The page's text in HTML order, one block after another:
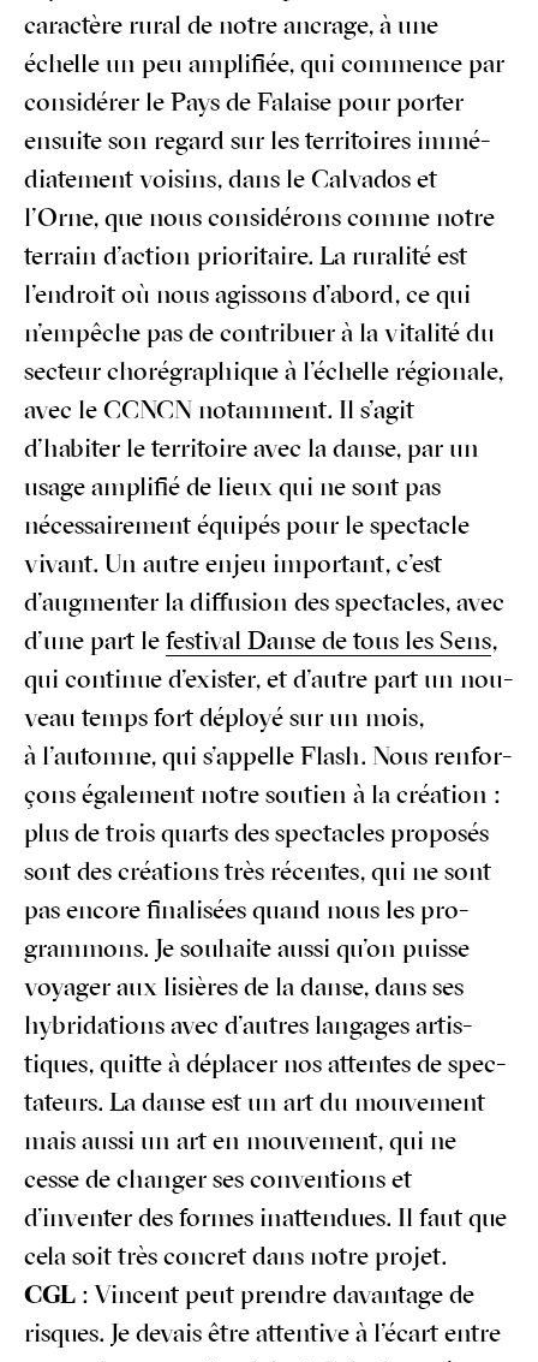
carac­tère rural de notre ancrage, à une
échelle un peu ampli­fiée, qui com­mence par
consi­dé­rer le Pays de Falaise pour por­ter
ensuite son regard sur les ter­ri­toires immé­
dia­te­ment voi­sins, dans le Cal­va­dos et
l’Orne, que nous consi­dé­rons comme notre
ter­rain d’action prio­ri­taire. La rura­li­té est
l’endroit où nous agis­sons d’abord, ce qui
n’empêche pas de contri­buer à la vita­li­té du
sec­teur cho­ré­gra­phique à l’échelle régio­nale,
avec le CCNCN notam­ment. Il s’agit
d’habiter le ter­ri­toire avec la danse, par un
usage ampli­fié de lieux qui ne sont pas
néces­sai­re­ment équi­pés pour le spec­tacle
vivant. Un autre enjeu impor­tant, c’est
d’augmenter la dif­fu­sion des spec­tacles, avec
d’une part le fes­ti­val Danse de tous les Sens,
qui conti­nue d’exister, et d’autre part un nou­
veau temps fort déployé sur un mois,
à l’automne, qui s’appelle Flash. Nous ren­for­
çons éga­le­ment notre sou­tien à la créa­tion :
plus de trois quarts des spec­tacles pro­po­sés
sont des créa­tions très récentes, qui ne sont
pas encore fina­li­sées quand nous les pro­
gram­mons. Je sou­haite aus­si qu’on puisse
voya­ger aux lisières de la danse, dans ses
hybri­da­tions avec d’autres lan­gages artis­
tiques, quitte à dépla­cer nos attentes de spec­
ta­teurs. La danse est un art du mou­ve­ment
mais aus­si un art en mou­ve­ment, qui ne
cesse de chan­ger ses conven­tions et
d’inventer des formes inat­ten­dues. Il faut que
cela soit très concret dans notre projet.
CGL : Vincent peut prendre davan­tage de
risques. Je devais être atten­tive à l’écart entre